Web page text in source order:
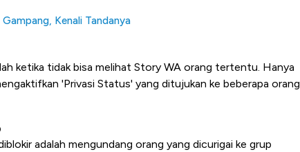
Kenali Tandanya
ketika tidak bisa melihat Story WA orang tertentu. Hanya
'Privasi Status' yang ditujukan ke beberapa orang
adalah mengundang orang yang dicurigai ke grup